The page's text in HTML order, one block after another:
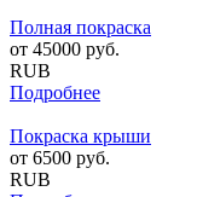
Полная покраска
от 45000 руб.
RUB
Подробнее
Покраска крыши
от 6500 руб.
RUB